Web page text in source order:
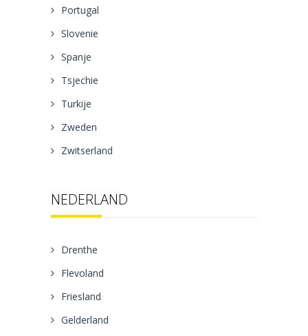
Portugal
Slovenie
Spanje
Tsjechie
Turkije
Zweden
Zwitserland
NEDERLAND
Drenthe
Flevoland
Friesland
Gelderland